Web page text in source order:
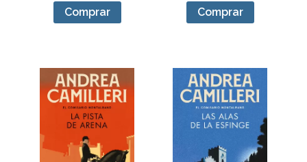
Comprar Comprar